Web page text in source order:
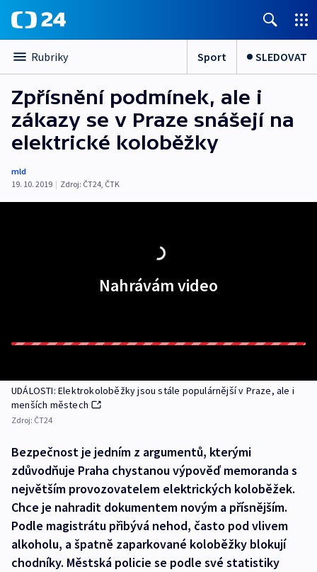
Rubriky Sport SLEDOVAT
Zpřísnění podmínek, ale i
zákazy se v Praze snášejí na
elektrické koloběžky
mld
19. 10. 2019 | Zdroj: ČT24, ČTK
Nahrávám video
UDÁLOSTI: Elektrokoloběžky jsou stále populárnější v Praze, ale i
menších městech
Zdroj: ČT24
Bezpečnost je jedním z argumentů, kterými
zdůvodňuje Praha chystanou výpověď memoranda s
největším provozovatelem elektrických koloběžek.
Chce je nahradit dokumentem novým a přísnějším.
Podle magistrátu přibývá nehod, často pod vlivem
alkoholu, a špatně zaparkované koloběžky blokují
chodníky. Městská policie se podle své statistiky